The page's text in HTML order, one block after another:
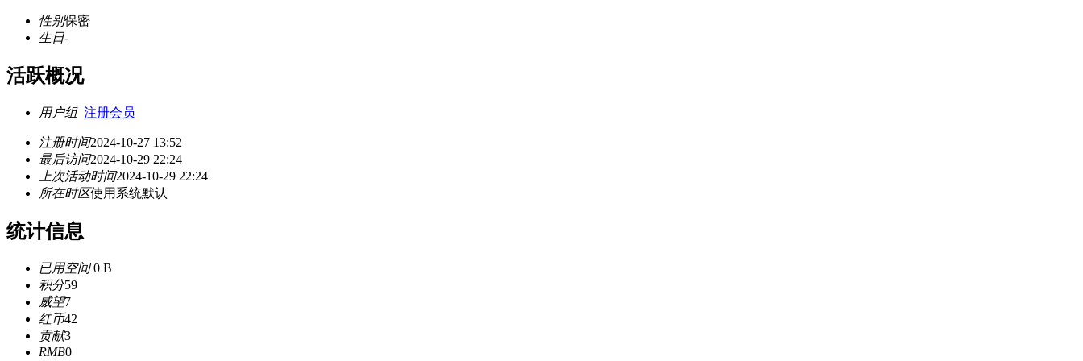
性别保密
生日-
活跃概况
用户组 注册会员
注册时间2024-10-27 13:52
最后访问2024-10-29 22:24
上次活动时间2024-10-29 22:24
所在时区使用系统默认
统计信息
已用空间0 B
积分59
威望7
红币42
贡献3
RMB0